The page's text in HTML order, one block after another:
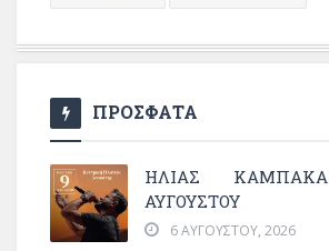
ΠΡΟΣΦΑΤΑ
ΗΛΙΑΣ
ΑΥΓΟΥΣΤΟΥ
6 ΑΥΓΟΎΣΤΟΥ, 2026